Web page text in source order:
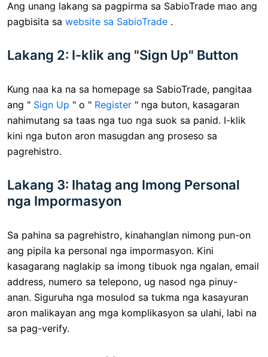
Ang unang lakang sa pagpirma sa SabioTrade mao ang
pagbisita sa website sa SabioTrade .
Lakang 2: I-klik ang "Sign Up" Button
Kung naa ka na sa homepage sa SabioTrade, pangitaa
ang " Sign Up " o " Register " nga buton, kasagaran
nahimutang sa taas nga tuo nga suok sa panid. I-klik
kini nga buton aron masugdan ang proseso sa
pagrehistro.
Lakang 3: Ihatag ang Imong Personal
nga Impormasyon
Sa pahina sa pagrehistro, kinahanglan nimong pun-on
ang pipila ka personal nga impormasyon. Kini
kasagarang naglakip sa imong tibuok nga ngalan, email
address, numero sa telepono, ug nasod nga pinuy-
anan. Siguruha nga mosulod sa tukma nga kasayuran
aron malikayan ang mga komplikasyon sa ulahi, labi na
sa pag-verify.